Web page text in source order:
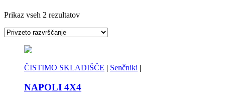
Prikaz vseh 2 rezultatov
ČISTIMO SKLADIŠČE | Senčniki |
NAPOLI 4X4